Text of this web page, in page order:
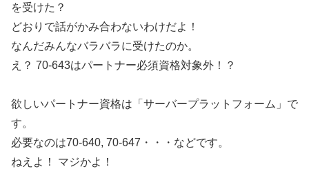
を受けた？
どおりで話がかみ合わないわけだよ！
なんだみんなバラバラに受けたのか。
え？ 70-643はパートナー必須資格対象外！？
欲しいパートナー資格は「サーバープラットフォーム」で
す。
必要なのは70-640, 70-647・・・などです。
ねえよ！ マジかよ！